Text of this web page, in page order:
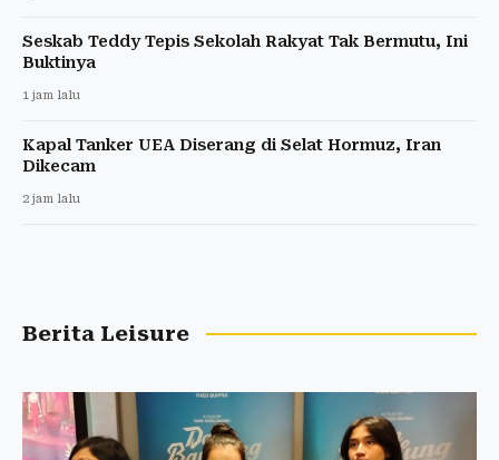
Seskab Teddy Tepis Sekolah Rakyat Tak Bermutu, Ini
Buktinya
1 jam lalu
Kapal Tanker UEA Diserang di Selat Hormuz, Iran
Dikecam
2 jam lalu
Berita Leisure